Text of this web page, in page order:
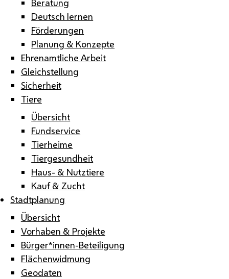
Deutsch lernen
Förderungen
Planung & Konzepte
Ehrenamtliche Arbeit
Gleichstellung
Sicherheit
Tiere
Übersicht
Fundservice
Tierheime
Tiergesundheit
Haus- & Nutztiere
Kauf & Zucht
Stadtplanung
Übersicht
Vorhaben & Projekte
Bürger*innen-Beteiligung
Flächenwidmung
Geodaten